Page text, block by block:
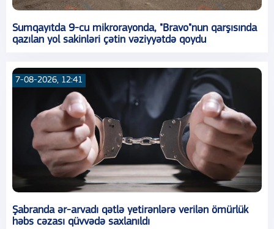
Sumqayıtda 9-cu mikrorayonda, "Bravo"nun qarşısında
qazılan yol sakinləri çətin vəziyyətdə qoydu
7-08-2026, 12:41
Şabranda ər-arvadı qətlə yetirənlərə verilən ömürlük
həbs cəzası qüvvədə saxlanıldı